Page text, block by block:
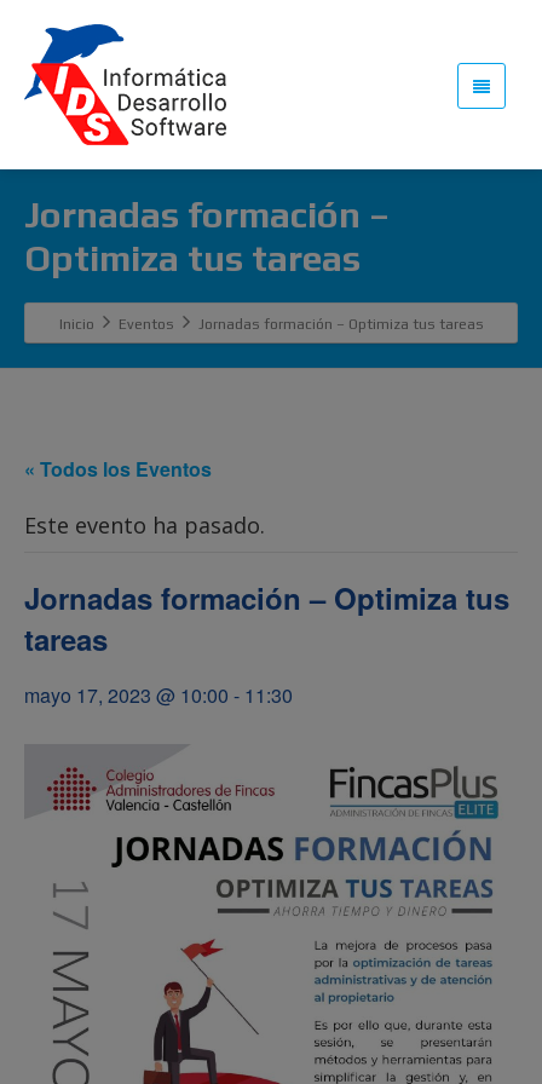
Jornadas formación –
Optimiza tus tareas
Inicio Eventos Jornadas formación – Optimiza tus tareas
« Todos los Eventos
Este evento ha pasado.
Jornadas formación – Optimiza tus
tareas
mayo 17, 2023 @ 10:00 - 11:30